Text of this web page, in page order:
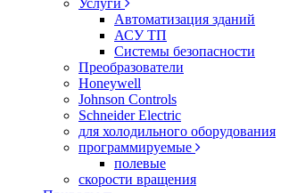
Услуги
Автоматизация зданий
АСУ ТП
Системы безопасности
Преобразователи
Honeywell
Johnson Controls
Schneider Electric
для холодильного оборудования
программируемые
полевые
скорости вращения